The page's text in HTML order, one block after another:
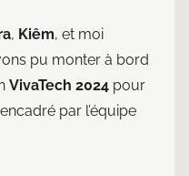
, Kiêm, et moi
pu monter à bord
VivaTech 2024 pour
par l’équipe